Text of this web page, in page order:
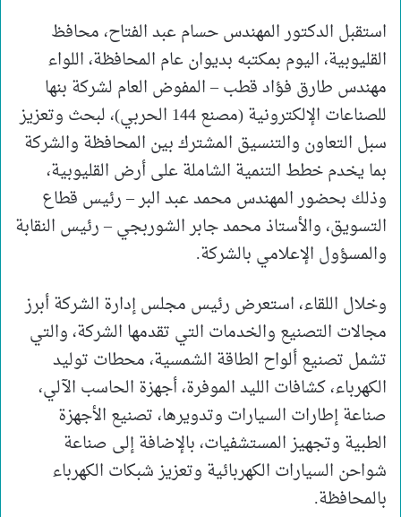
استقبل الدكتور المهندس حسام عبد الفتاح، محافظ
القليوبية، اليوم بمكتبه بديوان عام المحافظة، اللواء
مهندس طارق فؤاد قطب – المفوض العام لشركة بنها
للصناعات الإلكترونية (مصنع 144 الحربي)، لبحث وتعزيز
سبل التعاون والتنسيق المشترك بين المحافظة والشركة
بما يخدم خطط التنمية الشاملة على أرض القليوبية،
وذلك بحضور المهندس محمد عبد البر – رئيس قطاع
التسويق، والأستاذ محمد جابر الشوربجي – رئيس النقابة
والمسؤول الإعلامي بالشركة.
وخلال اللقاء، استعرض رئيس مجلس إدارة الشركة أبرز
مجالات التصنيع والخدمات التي تقدمها الشركة، والتي
تشمل تصنيع ألواح الطاقة الشمسية، محطات توليد
الكهرباء، كشافات الليد الموفرة، أجهزة الحاسب الآلي،
صناعة إطارات السيارات وتدويرها، تصنيع الأجهزة
الطبية وتجهيز المستشفيات، بالإضافة إلى صناعة
شواحن السيارات الكهربائية وتعزيز شبكات الكهرباء
بالمحافظة.